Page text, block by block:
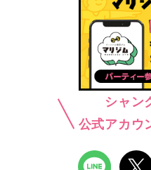
シャン
公式アカウ